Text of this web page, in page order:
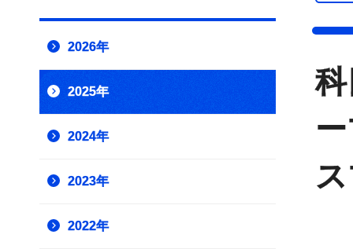
2026年
2025年
2024年
2023年
2022年